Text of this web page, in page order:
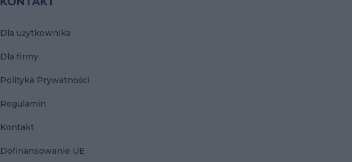
Dla użytkownika
Dla firmy
Polityka Prywatności
Regulamin
Kontakt
Dofinansowanie UE